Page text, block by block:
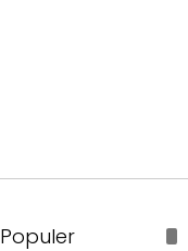
Populer